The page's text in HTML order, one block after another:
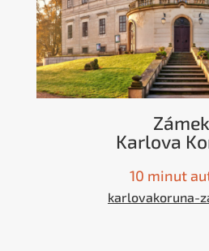
Zámek
Karlova
10 minut
karlovakoruna-